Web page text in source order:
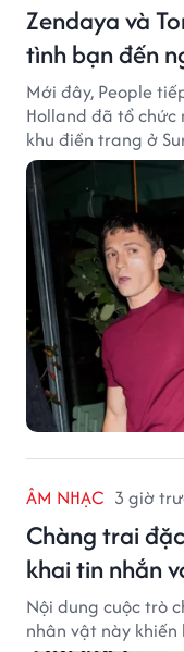
Zendaya và
tình bạn đến
Mới đây, People
Holland đã tổ
khu điền trang ở
ÂM NHẠC 3 giờ
Chàng trai
khai tin nhắn
Nội dung cuộc trò
nhân vật này